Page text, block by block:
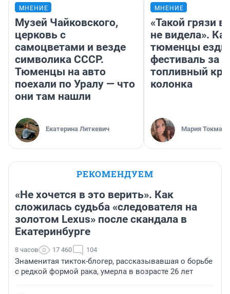
МНЕНИЕ
Музей Чайковского,
церковь с
самоцветами и везде
символика СССР.
Тюменцы на авто
поехали по Уралу — что
они там нашли
Екатерина Литкевич
МНЕНИЕ
«Такой грязи
не видела».
тюменцы
фестиваль за
топливный
колонка
Мария
РЕКОМЕНДУЕМ
«Не хочется в это верить». Как
сложилась судьба «следователя на
золотом Lexus» после скандала в
Екатеринбурге
8 часов 17 460 104
Знаменитая тикток-блогер, рассказывавшая о борьбе
с редкой формой рака, умерла в возрасте 26 лет